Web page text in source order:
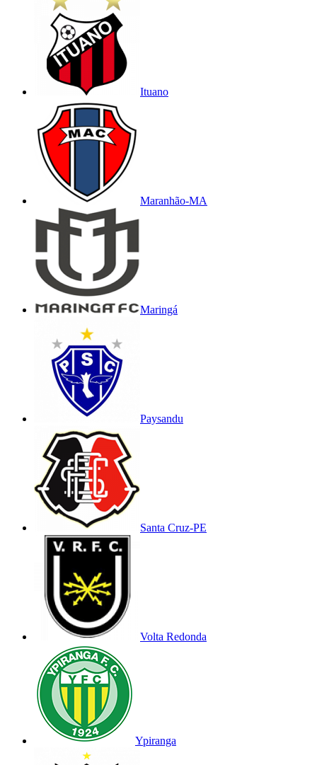
Ituano
Maranhão-MA
Maringá
Paysandu
Santa Cruz-PE
Volta Redonda
Ypiranga